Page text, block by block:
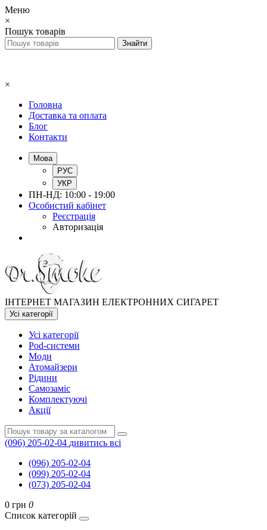
Меню
×
Пошук товарів
×
Головна
Доставка та оплата
Блог
Контакти
Мова
РУС
УКР
ПН-НД: 10:00 - 19:00
Особистий кабінет
Реєстрація
Авторизація
ІНТЕРНЕТ МАГАЗИН ЕЛЕКТРОННИХ СИГАРЕТ
Усі категорії
Усі категорії
Pod-системи
Моди
Атомайзери
Рідини
Самозаміс
Комплектуючі
Акції
(096) 205-02-04 дивитись всі
(096) 205-02-04
(099) 205-02-04
(073) 205-02-04
0 грн 0
Список категорій